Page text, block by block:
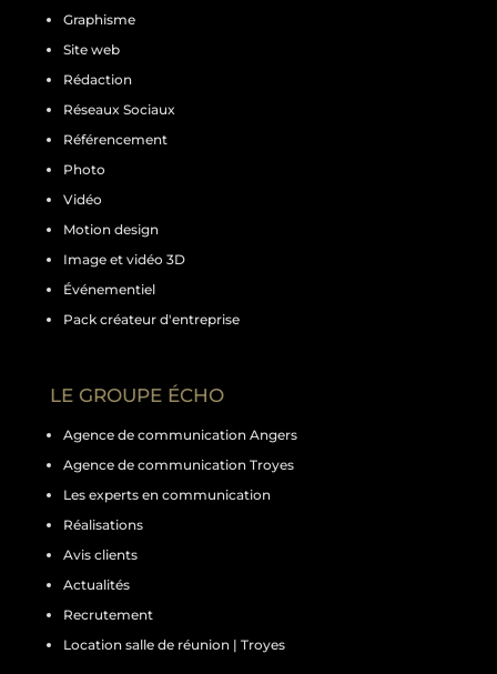
Graphisme
Site web
Rédaction
Réseaux Sociaux
Référencement
Photo
Vidéo
Motion design
Image et vidéo 3D
Événementiel
Pack créateur d'entreprise
LE GROUPE ÉCHO
Agence de communication Angers
Agence de communication Troyes
Les experts en communication
Réalisations
Avis clients
Actualités
Recrutement
Location salle de réunion | Troyes